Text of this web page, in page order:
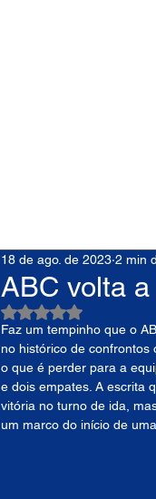
ABC volta
18 de ago. de 2023 2 min
Avaliado com NaN
Faz um tempinho que o
no histórico de
o que é perder para a
e dois empates. A escrita
vitória no turno de ida,
um marco do início de